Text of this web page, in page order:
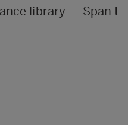
library Span